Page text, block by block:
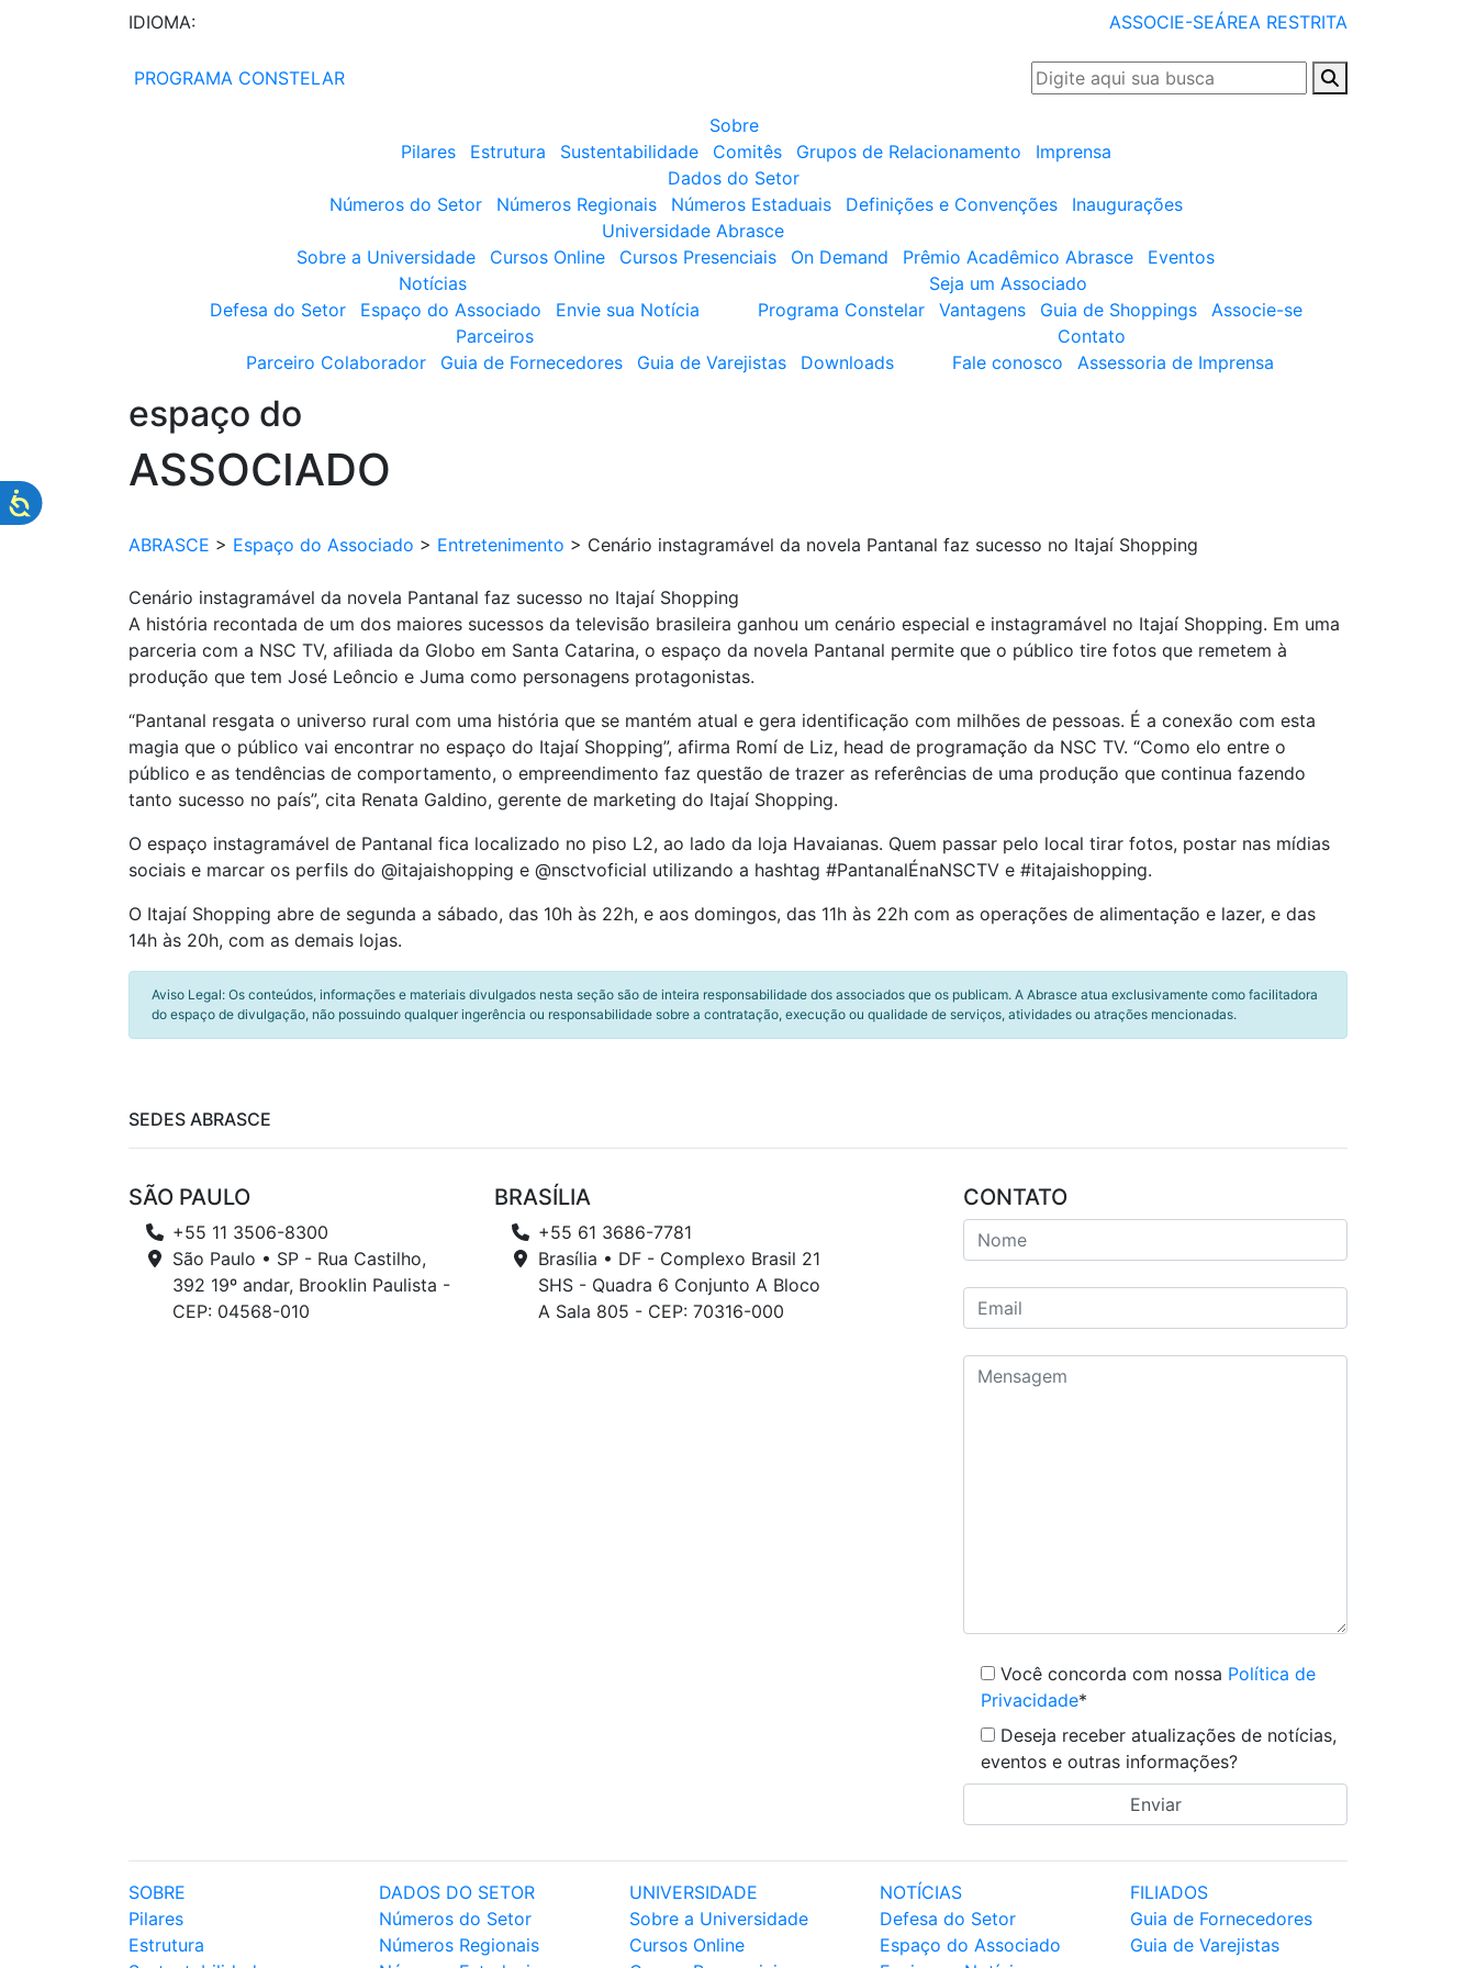
IDIOMA: ASSOCIE-SEÁREA RESTRITA
PROGRAMA CONSTELAR
Sobre
Pilares
Estrutura Sustentabilidade Comitês Grupos de Relacionamento
Imprensa
Dados do Setor
Números do Setor
Números Regionais Números Estaduais Definições e Convenções
Inaugurações
Universidade Abrasce
Sobre a Universidade
Cursos Online Cursos Presenciais On Demand Prêmio Acadêmico Abrasce
Eventos
Notícias
Defesa do Setor
Espaço do Associado Envie sua Notícia
Seja um Associado
Programa Constelar
Vantagens Guia de Shoppings
Associe-se
Parceiros
Parceiro Colaborador
Guia de Fornecedores Guia de Varejistas Downloads
Contato
Fale conosco
Assessoria de Imprensa
espaço do
ASSOCIADO
ABRASCE > Espaço do Associado > Entretenimento > Cenário instagramável da novela Pantanal faz sucesso no Itajaí Shopping
Cenário instagramável da novela Pantanal faz sucesso no Itajaí Shopping
A história recontada de um dos maiores sucessos da televisão brasileira ganhou um cenário especial e instagramável no Itajaí Shopping. Em uma
parceria com a NSC TV, afiliada da Globo em Santa Catarina, o espaço da novela Pantanal permite que o público tire fotos que remetem à
produção que tem José Leôncio e Juma como personagens protagonistas.
“Pantanal resgata o universo rural com uma história que se mantém atual e gera identificação com milhões de pessoas. É a conexão com esta
magia que o público vai encontrar no espaço do Itajaí Shopping”, afirma Romí de Liz, head de programação da NSC TV. “Como elo entre o
público e as tendências de comportamento, o empreendimento faz questão de trazer as referências de uma produção que continua fazendo
tanto sucesso no país”, cita Renata Galdino, gerente de marketing do Itajaí Shopping.
O espaço instagramável de Pantanal fica localizado no piso L2, ao lado da loja Havaianas. Quem passar pelo local tirar fotos, postar nas mídias
sociais e marcar os perfils do @itajaishopping e @nsctvoficial utilizando a hashtag #PantanalÉnaNSCTV e #itajaishopping.
O Itajaí Shopping abre de segunda a sábado, das 10h às 22h, e aos domingos, das 11h às 22h com as operações de alimentação e lazer, e das
14h às 20h, com as demais lojas.
Aviso Legal: Os conteúdos, informações e materiais divulgados nesta seção são de inteira responsabilidade dos associados que os publicam. A Abrasce atua exclusivamente como facilitadora
do espaço de divulgação, não possuindo qualquer ingerência ou responsabilidade sobre a contratação, execução ou qualidade de serviços, atividades ou atrações mencionadas.
SEDES ABRASCE
SÃO PAULO
+55 11 3506-8300
São Paulo • SP - Rua Castilho,
392 19º andar, Brooklin Paulista -
CEP: 04568-010
BRASÍLIA
+55 61 3686-7781
Brasília • DF - Complexo Brasil 21
SHS - Quadra 6 Conjunto A Bloco
A Sala 805 - CEP: 70316-000
CONTATO
Você concorda com nossa Política de
Privacidade*
Deseja receber atualizações de notícias,
eventos e outras informações?
SOBRE
Pilares
Estrutura
DADOS DO SETOR
Números do Setor
Números Regionais
UNIVERSIDADE
Sobre a Universidade
Cursos Online
NOTÍCIAS
Defesa do Setor
Espaço do Associado
FILIADOS
Guia de Fornecedores
Guia de Varejistas